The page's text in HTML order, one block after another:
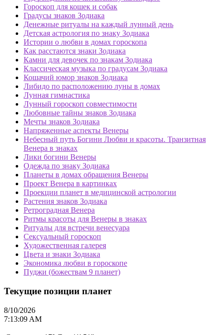
Гороскоп для кошек и собак
Градусы знаков Зодиака
Денежные ритуалы на каждый лунный день
Детская астрология по знаку Зодиака
Истории о любви в домах гороскопа
Как расстаются знаки Зодиака
Камни для девочек по знакам Зодиака
Классическая музыка по градусам Зодиака
Кошачий юмор знаков Зодиака
Либидо по расположению луны в домах
Лунная гимнастика
Лунный гороскоп совместимости
Любовные тайны знаков Зодиака
Мечты знаков Зодиака
Напряженные аспекты Венеры
Небесный путь Богини Любви и красоты. Транзитная
Венера в знаках
Лики богини Венеры
Одежда по знаку Зодиака
Планеты в домах обращения Венеры
Проект Венера в картинках
Проекции планет в медицинской астрологии
Растения знаков Зодиака
Ретроградная Венера
Ритмы красоты для Венеры в знаках
Ритуалы для встречи венесуара
Сексуальный гороскоп
Художественная галерея
Цвета и знаки Зодиака
Экономика любви в гороскопе
Пуджи (божествам 9 планет)
Текущие позиции планет
8/10/2026
7:13:09 AM